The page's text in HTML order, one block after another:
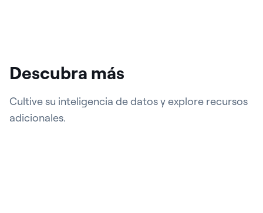
Descubra más
Cultive su inteligencia de datos y explore recursos
adicionales.